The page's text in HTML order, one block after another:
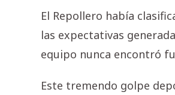
El Repollero había
las expectativas
equipo nunca encontró
Este tremendo golpe